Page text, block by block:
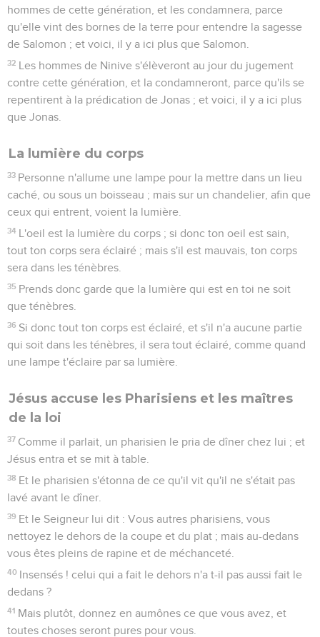
hommes de cette génération, et les condamnera, parce
qu'elle vint des bornes de la terre pour entendre la sagesse
de Salomon ; et voici, il y a ici plus que Salomon.
32 Les hommes de Ninive s'élèveront au jour du jugement
contre cette génération, et la condamneront, parce qu'ils se
repentirent à la prédication de Jonas ; et voici, il y a ici plus
que Jonas.
La lumière du corps
33 Personne n'allume une lampe pour la mettre dans un lieu
caché, ou sous un boisseau ; mais sur un chandelier, afin que
ceux qui entrent, voient la lumière.
34 L'oeil est la lumière du corps ; si donc ton oeil est sain,
tout ton corps sera éclairé ; mais s'il est mauvais, ton corps
sera dans les ténèbres.
35 Prends donc garde que la lumière qui est en toi ne soit
que ténèbres.
36 Si donc tout ton corps est éclairé, et s'il n'a aucune partie
qui soit dans les ténèbres, il sera tout éclairé, comme quand
une lampe t'éclaire par sa lumière.
Jésus accuse les Pharisiens et les maîtres
de la loi
37 Comme il parlait, un pharisien le pria de dîner chez lui ; et
Jésus entra et se mit à table.
38 Et le pharisien s'étonna de ce qu'il vit qu'il ne s'était pas
lavé avant le dîner.
39 Et le Seigneur lui dit : Vous autres pharisiens, vous
nettoyez le dehors de la coupe et du plat ; mais au-dedans
vous êtes pleins de rapine et de méchanceté.
40 Insensés ! celui qui a fait le dehors n'a t-il pas aussi fait le
dedans ?
41 Mais plutôt, donnez en aumônes ce que vous avez, et
toutes choses seront pures pour vous.